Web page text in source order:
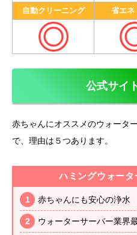
自動クリーニング 省エネ
公式サイ
赤ちゃんにオススメのウォータ
で、理由は５つあります。
ハミングウォー
赤ちゃんにも安心の浄水
ウォーターサーバー業界